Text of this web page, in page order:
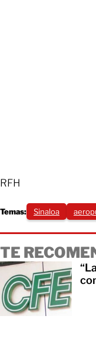
RFH
Temas: Sinaloa
TE